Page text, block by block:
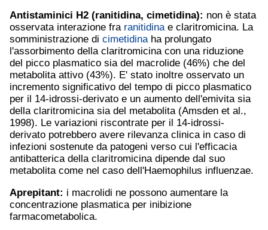
Antistaminici H2 (ranitidina, cimetidina): non è stata
osservata interazione fra ranitidinae claritromicina. La
somministrazione di cimetidinaha prolungato
l'assorbimento della claritromicina con una riduzione
del picco plasmatico sia del macrolide (46%) che del
metabolita attivo (43%). E' stato inoltre osservato un
incremento significativo del tempo di picco plasmatico
per il 14-idrossi-derivato e un aumento dell'emivita sia
della claritromicina sia del metabolita (Amsden et al.,
1998). Le variazioni riscontrate per il 14-idrossi-
derivato potrebbero avere rilevanza clinica in caso di
infezioni sostenute da patogeni verso cui l'efficacia
antibatterica della claritromicina dipende dal suo
metabolita come nel caso dell'Haemophilus influenzae.
Aprepitant: i macrolidi ne possono aumentare la
concentrazione plasmatica per inibizione
farmacometabolica.